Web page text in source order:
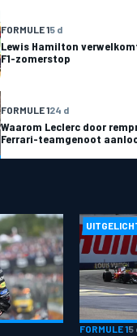
FORMULE 15 d
Lewis Hamilton
F1-zomerstop
FORMULE 124 d
Waarom Leclerc door
Ferrari-teamgenoot
FORMULE 15